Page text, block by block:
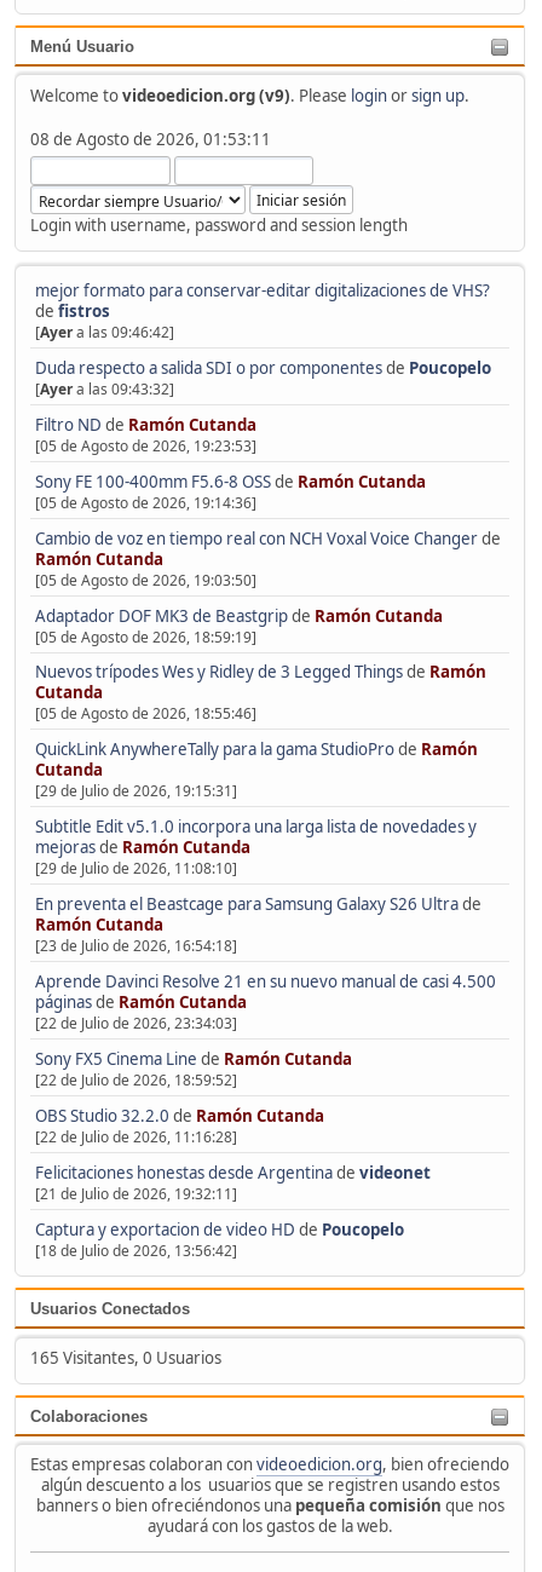
Menú Usuario
Welcome tovideoedicion.org (v9). Please loginorsign up.
08 de Agosto de 2026, 01:53:11
Login with username, password and session length
mejor formato para conservar-editar digitalizaciones de VHS?
de fistros
[Ayera las 09:46:42]
Duda respecto a salida SDI o por componentesde Poucopelo
[Ayera las 09:43:32]
Filtro ND de Ramón Cutanda
[05 de Agosto de 2026, 19:23:53]
Sony FE 100-400mm F5.6-8 OSSde Ramón Cutanda
[05 de Agosto de 2026, 19:14:36]
Cambio de voz en tiempo real con NCH Voxal Voice Changerde
Ramón Cutanda
[05 de Agosto de 2026, 19:03:50]
Adaptador DOF MK3 de Beastgripde Ramón Cutanda
[05 de Agosto de 2026, 18:59:19]
Nuevos trípodes Wes y Ridley de 3 Legged Thingsde Ramón
Cutanda
[05 de Agosto de 2026, 18:55:46]
QuickLink AnywhereTally para la gama StudioProde Ramón
Cutanda
[29 de Julio de 2026, 19:15:31]
Subtitle Edit v5.1.0 incorpora una larga lista de novedades y
mejorasde Ramón Cutanda
[29 de Julio de 2026, 11:08:10]
En preventa el Beastcage para Samsung Galaxy S26 Ultrade
Ramón Cutanda
[23 de Julio de 2026, 16:54:18]
Aprende Davinci Resolve 21 en su nuevo manual de casi 4.500
páginasde Ramón Cutanda
[22 de Julio de 2026, 23:34:03]
Sony FX5 Cinema Line de Ramón Cutanda
[22 de Julio de 2026, 18:59:52]
OBS Studio 32.2.0 de Ramón Cutanda
[22 de Julio de 2026, 11:16:28]
Felicitaciones honestas desde Argentinade videonet
[21 de Julio de 2026, 19:32:11]
Captura y exportacion de video HD de Poucopelo
[18 de Julio de 2026, 13:56:42]
Usuarios Conectados
165 Visitantes, 0 Usuarios
Colaboraciones
Estas empresas colaboran convideoedicion.org, bien ofreciendo
algún descuento a los usuarios que se registren usando estos
banners o bien ofreciéndonos una pequeña comisión que nos
ayudará con los gastos de la web.